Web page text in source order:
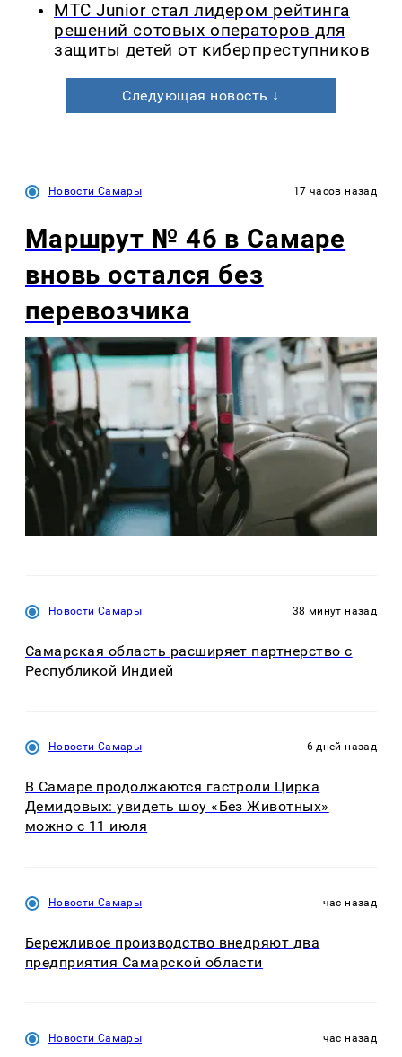
МТС Junior стал лидером рейтинга
решений сотовых операторов для
защиты детей от киберпреступников
Следующая новость ↓
Новости Самары 17 часов назад
Маршрут № 46 в Самаре
вновь остался без
перевозчика
Новости Самары 38 минут назад
Самарская область расширяет партнерство с
Республикой Индией
Новости Самары 6 дней назад
В Самаре продолжаются гастроли Цирка
Демидовых: увидеть шоу «Без Животных»
можно с 11 июля
Новости Самары час назад
Бережливое производство внедряют два
предприятия Самарской области
Новости Самары час назад